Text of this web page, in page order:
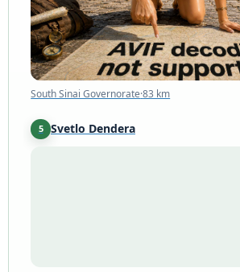
South Sinai Governorate·83 km
5 Svetlo Dendera